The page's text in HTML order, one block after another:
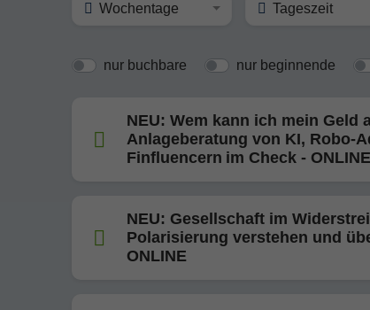
Wochentage Tageszeit
nur buchbare nur beginnende
NEU: Wem kann ich mein Geld
Anlageberatung von KI, Robo-
Finfluencern im Check - ONLINE
NEU: Gesellschaft im
Polarisierung verstehen und
ONLINE